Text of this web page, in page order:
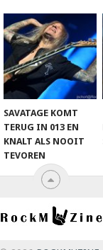
SAVATAGE KOMT
TERUG IN 013 EN
KNALT ALS NOOIT
TEVOREN